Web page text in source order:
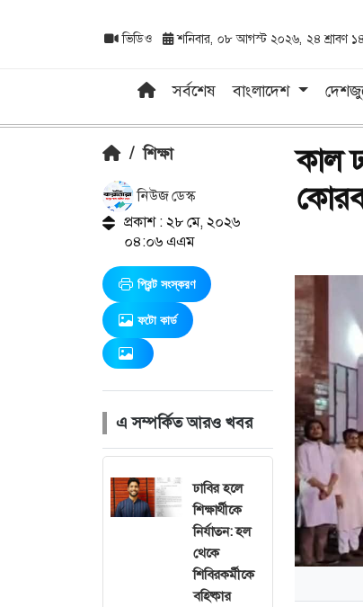
ভিডিও শনিবার, ০৮ আগস্ট ২০২৬, ২৪ শ্রাবণ
সর্বশেষ বাংলাদেশ
/ শিক্ষা
নিউজ ডেস্ক
প্রকাশ : ২৮ মে, ২০২৬
০৪:০৬ এএম
প্রিন্ট সংস্করণ
ফটো কার্ড
এ সম্পর্কিত আরও খবর
ঢাবির হলে
শিক্ষার্থীকে
নির্যাতন: হল
থেকে
শিবিরকর্মীকে
বহিষ্কার
কাল